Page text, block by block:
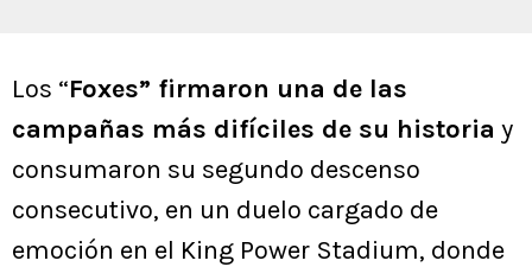
Los “Foxes” firmaron una de las
campañas más difíciles de su historia y
consumaron su segundo descenso
consecutivo, en un duelo cargado de
emoción en el King Power Stadium, donde